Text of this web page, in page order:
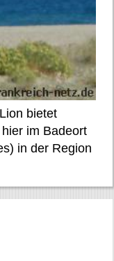
bietet
im Badeort
in der Region